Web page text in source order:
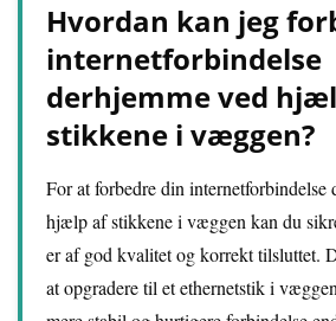
Hvordan kan jeg
internetforbindelse
derhjemme ved
stikkene i væggen?
For at forbedre din internetforbindelse
hjælp af stikkene i væggen kan du
er af god kvalitet og korrekt tilsluttet.
at opgradere til et ethernetstik i